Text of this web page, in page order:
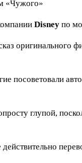
Disney по
оригинального
посоветовали
глупой,